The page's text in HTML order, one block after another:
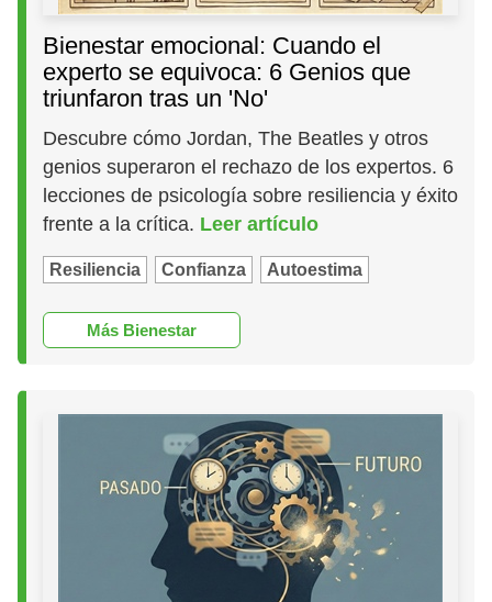
Bienestar emocional: Cuando el
experto se equivoca: 6 Genios que
triunfaron tras un 'No'
Descubre cómo Jordan, The Beatles y otros
genios superaron el rechazo de los expertos. 6
lecciones de psicología sobre resiliencia y éxito
frente a la crítica. Leer artículo
Resiliencia Confianza Autoestima
Más Bienestar